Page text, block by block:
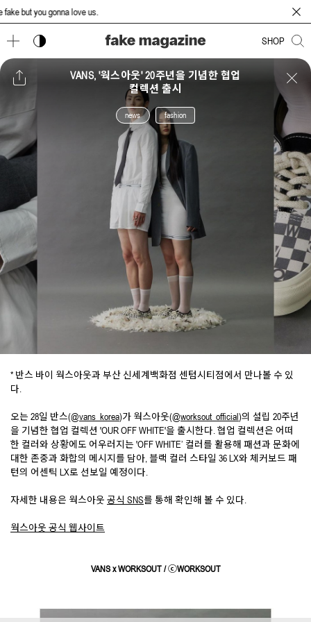
but you gonna love us.
다크 모드 토글 SHOP
VANS, '웍스아웃' 20주년을 기념한 협업
컬렉션 출시
news fashion
* 반스 바이 웍스아웃과 부산 신세계백화점 센텀시티점에서 만나볼 수 있
다.
오는 28일 반스(@vans_korea)가 웍스아웃(@worksout_official)의 설립 20주년
을 기념한 협업 컬렉션 'OUR OFF WHITE'을 출시한다. 협업 컬렉션은 어떠
한 컬러와 상황에도 어우러지는 'OFF WHITE’ 컬러를 활용해 패션과 문화에
대한 존중과 화합의 메시지를 담아, 블랙 컬러 스타일 36 LX와 체커보드 패
턴의 어센틱 LX로 선보일 예정이다.
자세한 내용은 웍스아웃 공식 SNS를 통해 확인해 볼 수 있다.
웍스아웃 공식 웹사이트
VANS x WORKSOUT / ⓒWORKSOUT